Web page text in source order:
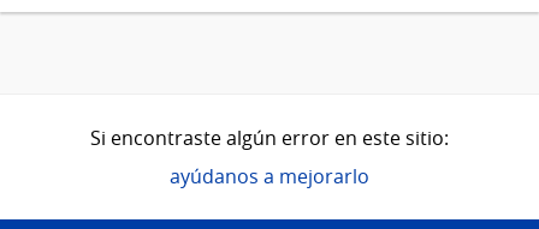
Si encontraste algún error en este sitio:
ayúdanos a mejorarlo